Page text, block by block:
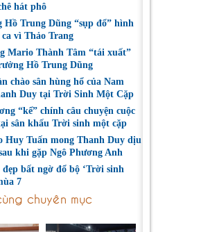
hát phô
Trung Dũng “sụp đổ” hình
vì Thảo Trang
Mario Thành Tâm “tái xuất”
Hồ Trung Dũng
chào sân hùng hổ của Nam
Duy tại Trời Sinh Một Cặp
“kể” chính câu chuyện cuộc
sân khấu Trời sinh một cặp
Huy Tuấn mong Thanh Duy dịu
khi gặp Ngô Phương Anh
bất ngờ đổ bộ ‘Trời sinh
7
chuyên mục